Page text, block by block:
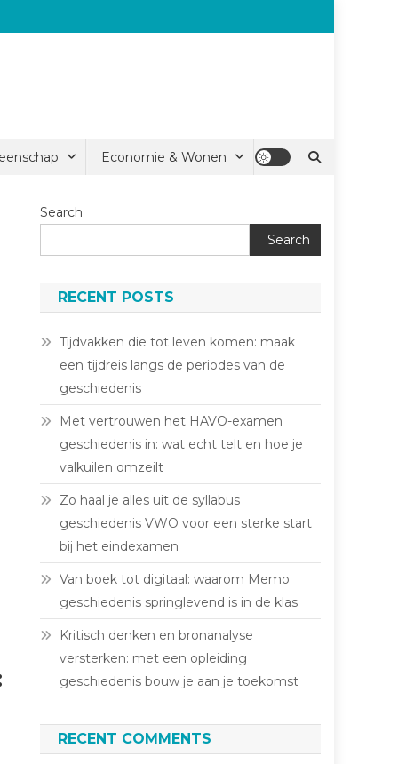
Economie & Wonen
Search
Search
RECENT POSTS
Tijdvakken die tot leven komen: maak
een tijdreis langs de periodes van de
geschiedenis
Met vertrouwen het HAVO-examen
geschiedenis in: wat echt telt en hoe je
valkuilen omzeilt
Zo haal je alles uit de syllabus
geschiedenis VWO voor een sterke start
bij het eindexamen
Van boek tot digitaal: waarom Memo
geschiedenis springlevend is in de klas
Kritisch denken en bronanalyse
versterken: met een opleiding
geschiedenis bouw je aan je toekomst
RECENT COMMENTS